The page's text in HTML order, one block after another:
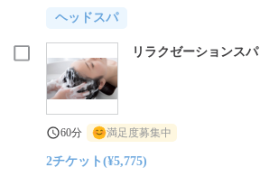
ヘッドスパ
リラクゼーションスパ
60分 満足度募集中
2チケット(¥5,775)